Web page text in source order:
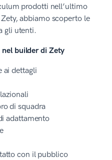
prodotti nell’ultimo
abbiamo scoperto le
gli utenti.
builder di Zety
ai dettagli
di squadra
adattamento
con il pubblico